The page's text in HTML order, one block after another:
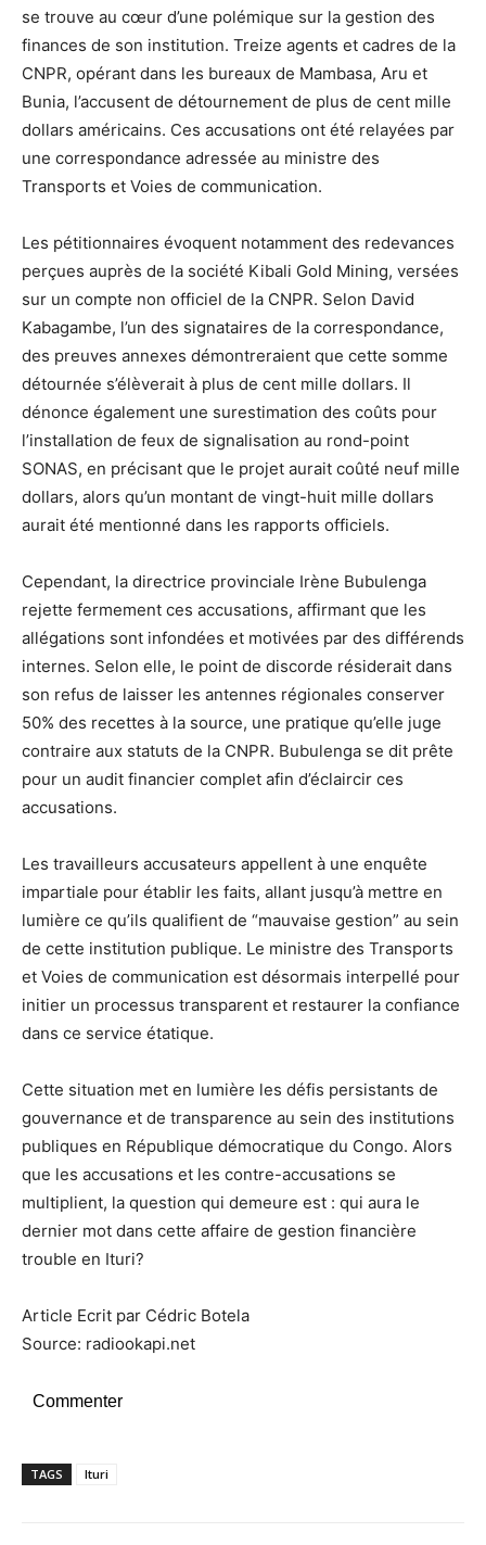
se trouve au cœur d’une polémique sur la gestion des
finances de son institution. Treize agents et cadres de la
CNPR, opérant dans les bureaux de Mambasa, Aru et
Bunia, l’accusent de détournement de plus de cent mille
dollars américains. Ces accusations ont été relayées par
une correspondance adressée au ministre des
Transports et Voies de communication.
Les pétitionnaires évoquent notamment des redevances
perçues auprès de la société Kibali Gold Mining, versées
sur un compte non officiel de la CNPR. Selon David
Kabagambe, l’un des signataires de la correspondance,
des preuves annexes démontreraient que cette somme
détournée s’élèverait à plus de cent mille dollars. Il
dénonce également une surestimation des coûts pour
l’installation de feux de signalisation au rond-point
SONAS, en précisant que le projet aurait coûté neuf mille
dollars, alors qu’un montant de vingt-huit mille dollars
aurait été mentionné dans les rapports officiels.
Cependant, la directrice provinciale Irène Bubulenga
rejette fermement ces accusations, affirmant que les
allégations sont infondées et motivées par des différends
internes. Selon elle, le point de discorde résiderait dans
son refus de laisser les antennes régionales conserver
50% des recettes à la source, une pratique qu’elle juge
contraire aux statuts de la CNPR. Bubulenga se dit prête
pour un audit financier complet afin d’éclaircir ces
accusations.
Les travailleurs accusateurs appellent à une enquête
impartiale pour établir les faits, allant jusqu’à mettre en
lumière ce qu’ils qualifient de “mauvaise gestion” au sein
de cette institution publique. Le ministre des Transports
et Voies de communication est désormais interpellé pour
initier un processus transparent et restaurer la confiance
dans ce service étatique.
Cette situation met en lumière les défis persistants de
gouvernance et de transparence au sein des institutions
publiques en République démocratique du Congo. Alors
que les accusations et les contre-accusations se
multiplient, la question qui demeure est : qui aura le
dernier mot dans cette affaire de gestion financière
trouble en Ituri?
Article Ecrit par Cédric Botela
Source: radiookapi.net
Commenter
TAGS Ituri